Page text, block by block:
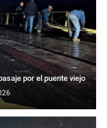
por el puente viejo